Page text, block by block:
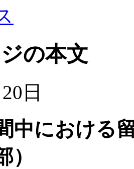
の本文
日
中における